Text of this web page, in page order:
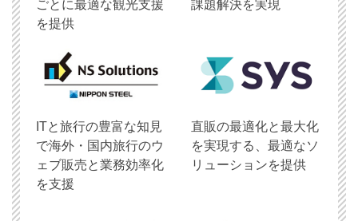
ごとに最適な観光支援
を提供
課題解決を実現
ITと旅行の豊富な知見
で海外・国内旅行のウ
ェブ販売と業務効率化
を支援
直販の最適化と最大化
を実現する、最適なソ
リューションを提供